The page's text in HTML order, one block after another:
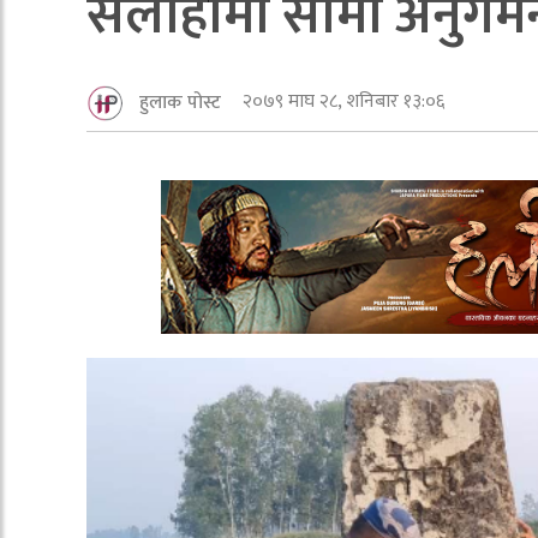
हुलाक पोस्ट २०७९ माघ २८, शनिबार १३:०६